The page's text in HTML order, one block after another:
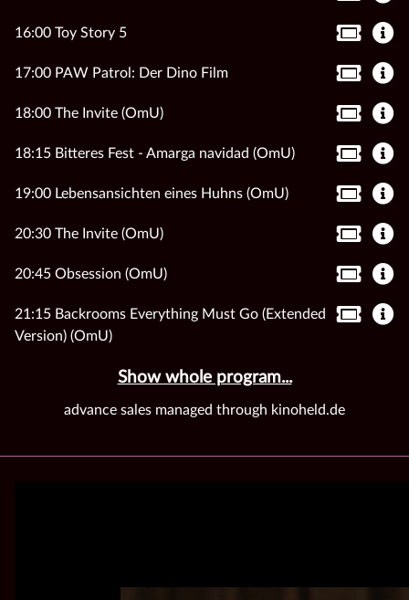
16:00 Toy Story 5
17:00 PAW Patrol: Der Dino Film
18:00 The Invite (OmU)
18:15 Bitteres Fest - Amarga navidad (OmU)
19:00 Lebensansichten eines Huhns (OmU)
20:30 The Invite (OmU)
20:45 Obsession (OmU)
21:15 Backrooms Everything Must Go (Extended
Version) (OmU)
Show whole program...
advance sales managed through kinoheld.de